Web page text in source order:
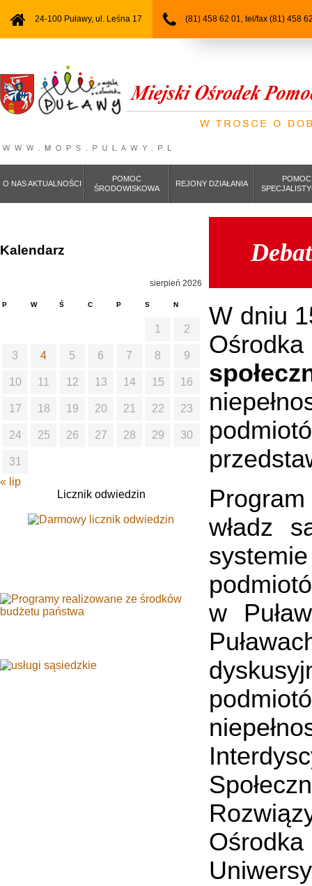
24-100 Puławy, ul. Leśna 17 (81) 458 62 01, tel/fax (81) 458
O NAS AKTUALNOŚCI
POMOC
ŚRODOWISKOWA
REJONY DZIAŁANIA
POMOC
W dniu
władz
w
Kalendarz
sierpień 2026
P W Ś C P S N
1 2
3 4 5 6 7 8 9
10 11 12 13 14 15 16
17 18 19 20 21 22 23
24 25 26 27 28 29 30
31
« lip
Licznik odwiedzin